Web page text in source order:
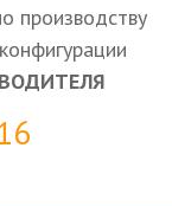
производству